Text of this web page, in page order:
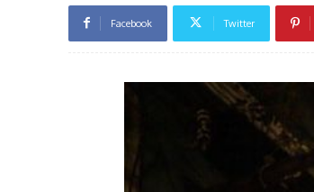
Facebook Twitter